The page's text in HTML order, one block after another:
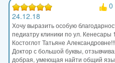
0
24.12.18
Хочу выразить особую
педиатру клиники по ул. Кенесары
Костоглот Татьяне Александровне!!!
Доктор с большой буквы,
добрая, умеющая найти общий